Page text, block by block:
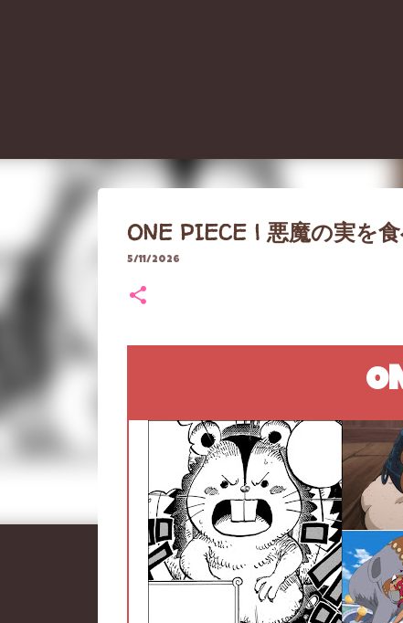
ONE PIECE | 悪魔の実を
5/11/2026